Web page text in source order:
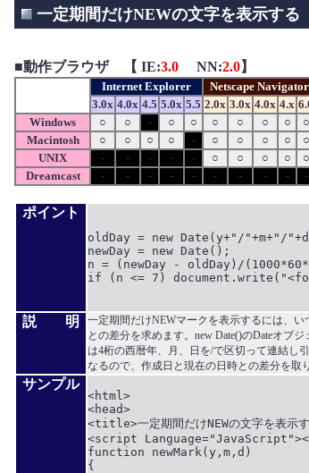
一定期間だけNEWの文字を表示する
■動作ブラウザ 【 IE:3.0 NN:2.0】
Internet Explorer Netscape Navigator
3.0x 4.0x 4.5 5.0x 5.5 2.0x 3.0x 4.0x 4.x
Windows
○ ○ - ○ ○ ○ ○ ○ ○ ○
Macintosh
○ ○ ○ ○ - ○ ○ ○ ○ ○
UNIX
- - - - - ○ ○ ○ ○ ○
Dreamcast
- - - - - - - - - -
ポイント
oldDay = new Date(y+"/"+m+"/
newDay = new Date();
n = (newDay - oldDay)/
if (n <= 7)
説 明
一定期間だけNEWマークを表示するには、
との差分を求めます。new Date()のDateオブ
は4桁の西暦年、月、日を/で区切って連結し
なるので、作成日と現在の日時との差分を取
サンプル
<html>
<head>
<title>一定期間だけNEWの文字を表
<script
function newMark(y,m,d)
{